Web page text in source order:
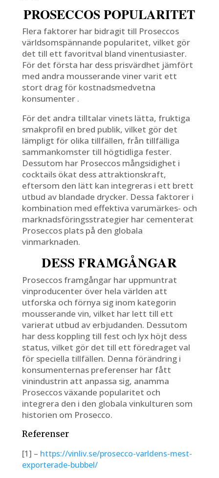
PROSECCOS POPULARITET
Flera faktorer har bidragit till Proseccos
världsomspännande popularitet, vilket gör
det till ett favoritval bland vinentusiaster.
För det första har dess prisvärdhet jämfört
med andra mousserande viner varit ett
stort drag för kostnadsmedvetna
konsumenter .
För det andra tilltalar vinets lätta, fruktiga
smakprofil en bred publik, vilket gör det
lämpligt för olika tillfällen, från tillfälliga
sammankomster till högtidliga fester.
Dessutom har Proseccos mångsidighet i
cocktails ökat dess attraktionskraft,
eftersom den lätt kan integreras i ett brett
utbud av blandade drycker. Dessa faktorer i
kombination med effektiva varumärkes- och
marknadsföringsstrategier har cementerat
Proseccos plats på den globala
vinmarknaden.
DESS FRAMGÅNGAR
Proseccos framgångar har uppmuntrat
vinproducenter över hela världen att
utforska och förnya sig inom kategorin
mousserande vin, vilket har lett till ett
varierat utbud av erbjudanden. Dessutom
har dess koppling till fest och lyx höjt dess
status, vilket gör det till ett föredraget val
för speciella tillfällen. Denna förändring i
konsumenternas preferenser har fått
vinindustrin att anpassa sig, anamma
Proseccos växande popularitet och
integrera den i den globala vinkulturen som
historien om Prosecco.
Referenser
[1] – https://vinliv.se/prosecco-varldens-mest-
exporterade-bubbel/